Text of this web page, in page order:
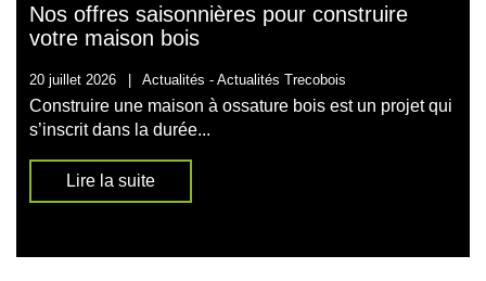
Nos offres saisonnières pour construire
votre maison bois
20 juillet 2026 | Actualités - Actualités Trecobois
Construire une maison à ossature bois est un projet qui
s’inscrit dans la durée...
Lire la suite